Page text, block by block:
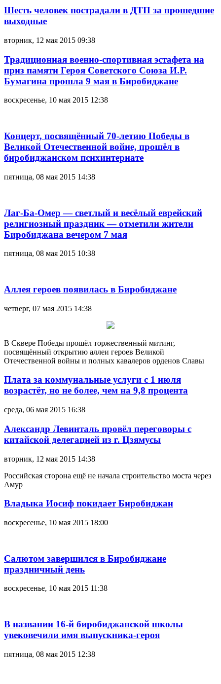
Шесть человек пострадали в ДТП за прошедшие
выходные
вторник, 12 мая 2015 09:38
Традиционная военно-спортивная эстафета на
приз памяти Героя Советского Союза И.Р.
Бумагина прошла 9 мая в Биробиджане
воскресенье, 10 мая 2015 12:38
Концерт, посвящённый 70-летию Победы в
Великой Отечественной войне, прошёл в
биробиджанском психинтернате
пятница, 08 мая 2015 14:38
Лаг-Ба-Омер — светлый и весёлый еврейский
религиозный праздник — отметили жители
Биробиджана вечером 7 мая
пятница, 08 мая 2015 10:38
Аллея героев появилась в Биробиджане
четверг, 07 мая 2015 14:38
В Сквере Победы прошёл торжественный митинг,
посвящённый открытию аллеи героев Великой
Отечественной войны и полных кавалеров орденов Славы
Плата за коммунальные услуги с 1 июля
возрастёт, но не более, чем на 9,8 процента
среда, 06 мая 2015 16:38
Александр Левинталь провёл переговоры с
китайской делегацией из г. Цзямусы
вторник, 12 мая 2015 14:38
Российская сторона ещё не начала строительство моста через
Амур
Владыка Иосиф покидает Биробиджан
воскресенье, 10 мая 2015 18:00
Салютом завершился в Биробиджане
праздничный день
воскресенье, 10 мая 2015 11:38
В названии 16-й биробиджанской школы
увековечили имя выпускника-героя
пятница, 08 мая 2015 12:38